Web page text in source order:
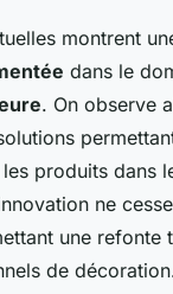
montrent
dans le
. On observe
produits dans
ne
une refonte
de